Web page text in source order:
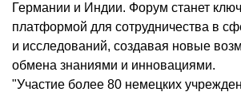
Германии и Индии. Форум станет
платформой для сотрудничества в
и исследований, создавая новые
обмена знаниями и инновациями.
"Участие более 80 немецких